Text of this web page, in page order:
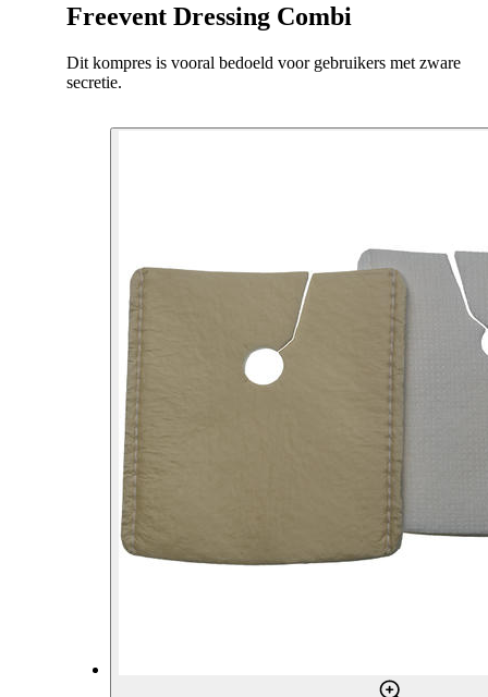
Freevent Dressing Combi
Dit kompres is vooral bedoeld voor gebruikers met zware
secretie.